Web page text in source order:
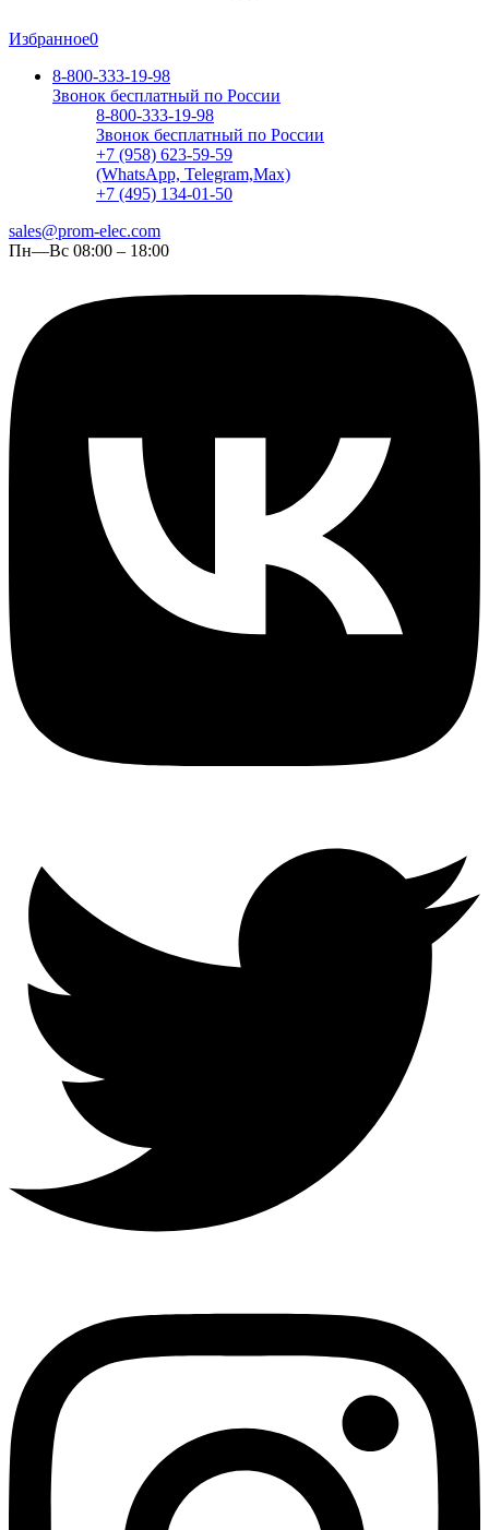
Избранное0
8-800-333-19-98
Звонок бесплатный по России
8-800-333-19-98
Звонок бесплатный по России
+7 (958) 623-59-59
(WhatsApp, Telegram,Max)
+7 (495) 134-01-50
sales@prom-elec.com
Пн—Вс 08:00 – 18:00